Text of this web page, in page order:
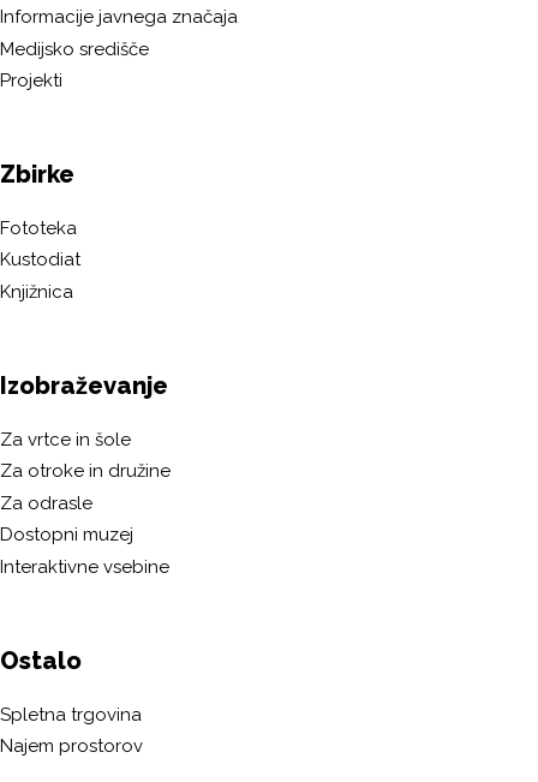
Informacije javnega značaja
Medijsko središče
Projekti
Zbirke
Fototeka
Kustodiat
Knjižnica
Izobraževanje
Za vrtce in šole
Za otroke in družine
Za odrasle
Dostopni muzej
Interaktivne vsebine
Ostalo
Spletna trgovina
Najem prostorov